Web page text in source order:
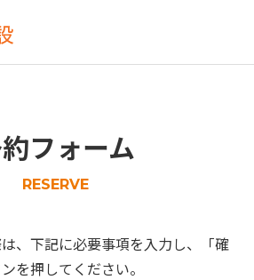
フォーム
RESERVE
、下記に必要事項を入力し、「確
を押してください。